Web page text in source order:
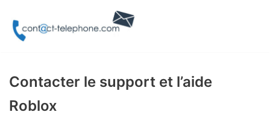
Aller
Contacter le support et l’aide
Roblox